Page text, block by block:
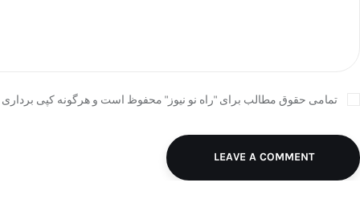
تمامی حقوق مطالب برای "راه نو نیوز" محفوظ است و هرگونه کپی برداری
LEAVE A COMMENT